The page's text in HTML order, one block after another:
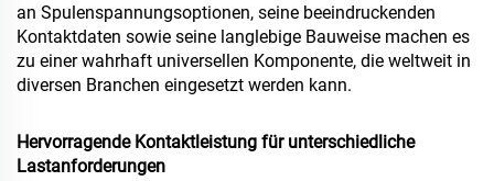
an Spulenspannungsoptionen, seine beeindruckenden
Kontaktdaten sowie seine langlebige Bauweise machen es
zu einer wahrhaft universellen Komponente, die weltweit in
diversen Branchen eingesetzt werden kann.
Hervorragende Kontaktleistung für unterschiedliche
Lastanforderungen